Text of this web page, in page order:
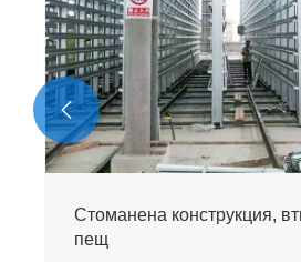
Стоманена конструкция,
пещ
